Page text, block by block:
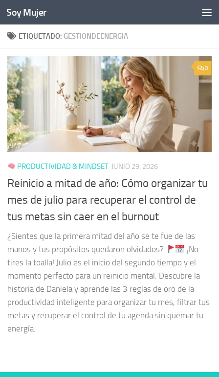
Bajo el contenido
Soy Mujer
ETIQUETADO: GESTIONDEENERGIA
0
PRODUCTIVIDAD & MINDSET JUNIO 29, 2026
Reinicio a mitad de año: Cómo organizar tu
mes de julio para recuperar el control de
tus metas sin caer en el burnout
¿Sientes que la primera mitad del año se te fue de las
manos y tus propósitos quedaron olvidados?
¡No
tires la toalla! Julio es el inicio del segundo tiempo y el
momento perfecto para un reinicio mental. Descubre la
historia de Daniela y aprende las 3 reglas de oro de la
productividad inteligente para organizar tu mes, filtrar tus
metas y recuperar el control de tu agenda sin quemar tu
energía.